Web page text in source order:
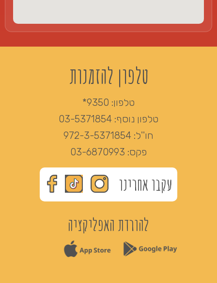
טלפון להזמנות
טלפון: 9350*
טלפון נוסף: 03-5371854
חו''ל: 972-3-5371854
פקס: 03-6870993
עקבו אחרינו
להורדת האפליקציה